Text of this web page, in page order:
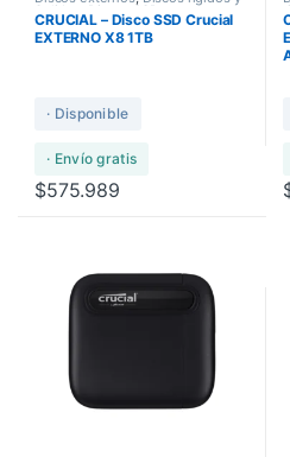
Solidos Discos SSD
CRUCIAL – Disco SSD Crucial
EXTERNO X8 1TB
· Disponible
· Envío gratis
$575.989